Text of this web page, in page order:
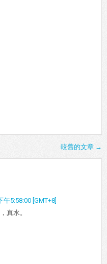
較舊的文章 →
5:58:00 [GMT+8]
真水。